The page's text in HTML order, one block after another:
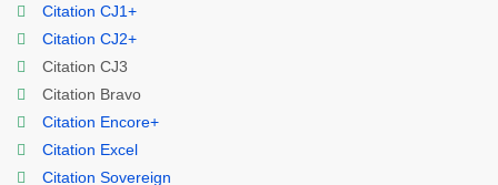
Citation CJ1+
Citation CJ2+
Citation CJ3
Citation Bravo
Citation Encore+
Citation Excel
Citation Sovereign